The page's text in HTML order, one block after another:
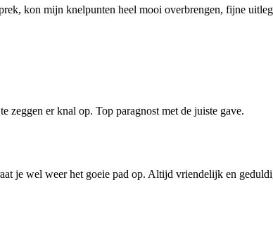
kon mijn knelpunten heel mooi overbrengen, fijne
zeggen er knal op. Top paragnost met de juiste gave.
je wel weer het goeie pad op. Altijd vriendelijk en